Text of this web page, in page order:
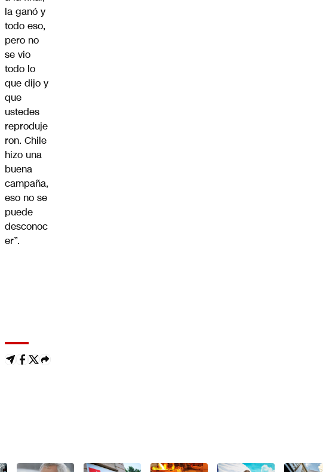
la ganó y
todo eso,
pero no
se vio
todo lo
que dijo y
que
ustedes
reproduje
ron. Chile
hizo una
buena
campaña,
eso no se
puede
desconoc
er”.